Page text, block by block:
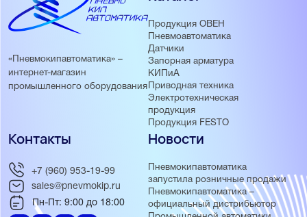
«Пневмокипавтоматика» –
интернет-магазин
промышленного оборудования
Продукция ОВЕН
Пневмоавтоматика
Датчики
Запорная арматура
КИПиА
Приводная техника
Электротехническая
продукция
Продукция FESTO
Новости
Пневмокипавтоматика
запустила розничные продажи
Пневмокипавтоматика –
официальный дистрибьютор
Контакты
+7 (960) 953-19-99
sales@pnevmokip.ru
Пн-Пт: 9:00 до 18:00